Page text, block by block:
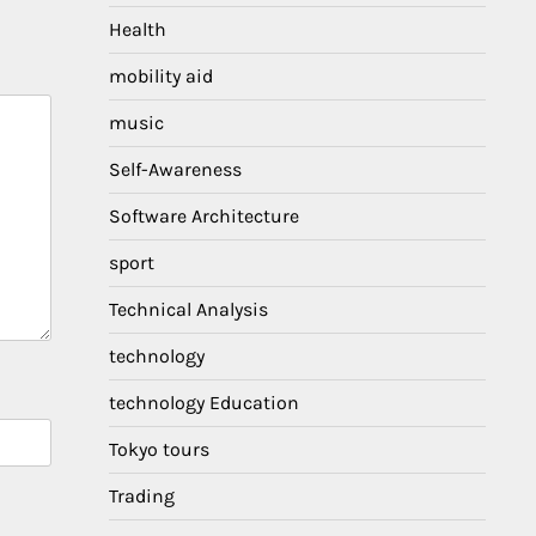
Health
mobility aid
music
Self-Awareness
Software Architecture
sport
Technical Analysis
technology
technology Education
Tokyo tours
Trading